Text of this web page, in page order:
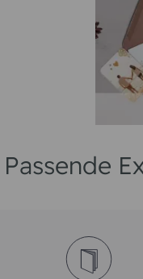
Passende